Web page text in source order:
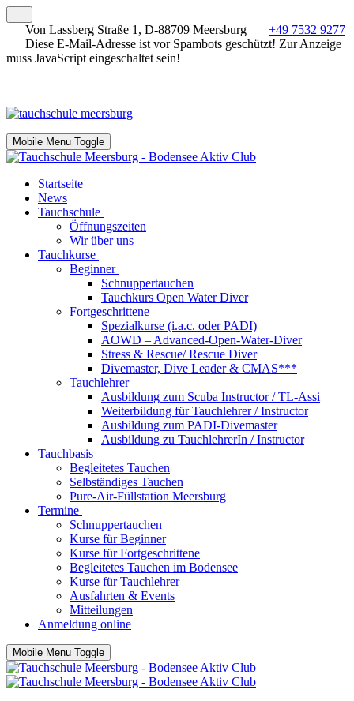
Von Lassberg Straße 1, D-88709 Meersburg
+49 7532 9277
Diese E-Mail-Adresse ist vor Spambots geschützt! Zur Anzeige
muss JavaScript eingeschaltet sein!
Mobile Menu Toggle
Startseite
News
Tauchschule
Öffnungszeiten
Wir über uns
Tauchkurse
Beginner
Schnuppertauchen
Tauchkurs Open Water Diver
Fortgeschrittene
Spezialkurse (i.a.c. oder PADI)
AOWD – Advanced-Open-Water-Diver
Stress & Rescue/ Rescue Diver
Divemaster, Dive Leader & CMAS***
Tauchlehrer
Ausbildung zum Scuba Instructor / TL-Assi
Weiterbildung für Tauchlehrer / Instructor
Ausbildung zum PADI-Divemaster
Ausbildung zu TauchlehrerIn / Instructor
Tauchbasis
Begleitetes Tauchen
Selbständiges Tauchen
Pure-Air-Füllstation Meersburg
Termine
Schnuppertauchen
Kurse für Beginner
Kurse für Fortgeschrittene
Begleitetes Tauchen im Bodensee
Kurse für Tauchlehrer
Ausfahrten & Events
Mitteilungen
Anmeldung online
Mobile Menu Toggle